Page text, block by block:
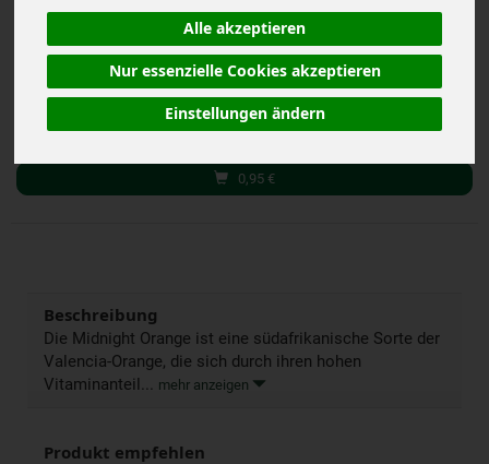
Alle akzeptieren
Nur essenzielle Cookies akzeptieren
Einstellungen ändern
g Kg
Anzahl
0,95 €
Beschreibung
Die Midnight Orange ist eine südafrikanische Sorte der
Valencia-Orange, die sich durch ihren hohen
Vitaminanteil... mehr anzeigen
Produkt empfehlen